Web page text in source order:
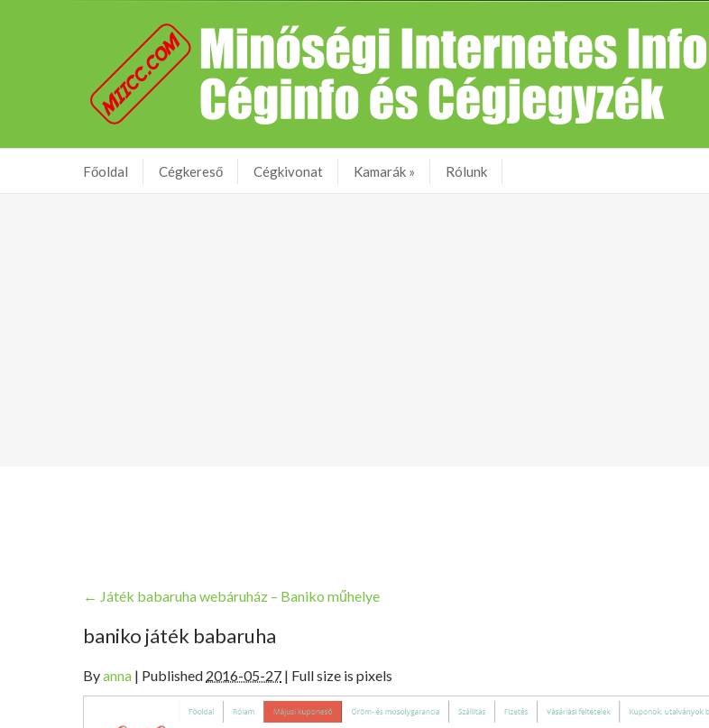
Főoldal Cégkereső Cégkivonat Kamarák » Rólunk
← Játék babaruha webáruház – Baniko műhelye
baniko játék babaruha
Byanna | Published 2016-05-27 | Full size is pixels